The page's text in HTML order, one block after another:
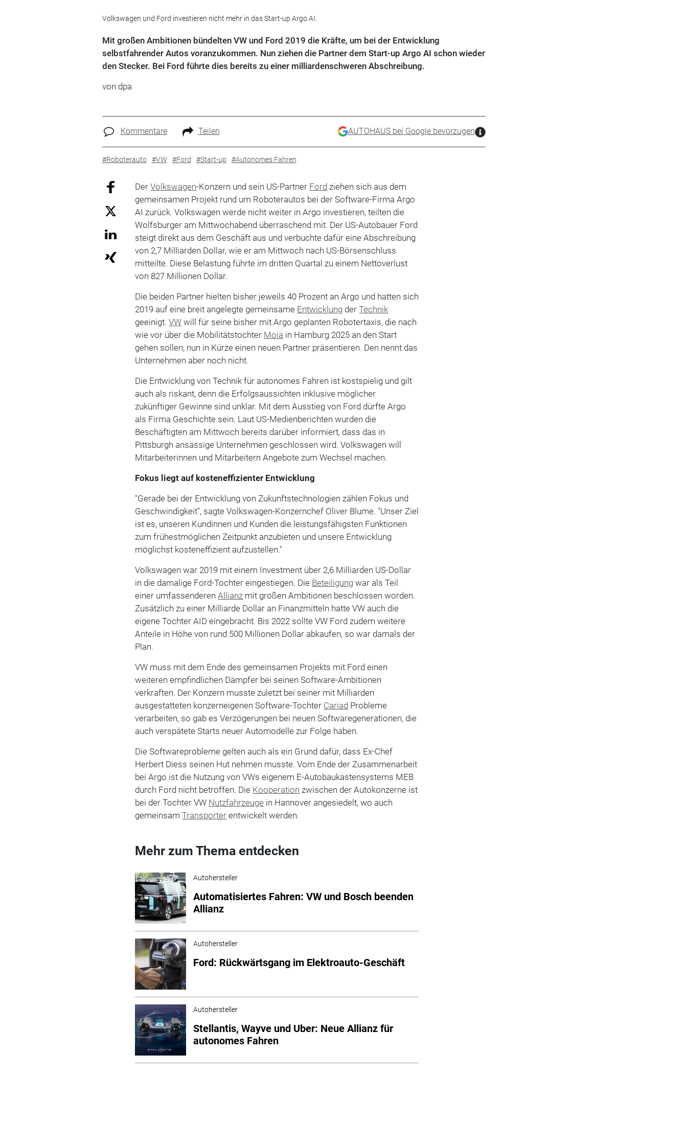
Volkswagen und Ford investieren nicht mehr in das Start-up Argo AI.
Mit großen Ambitionen bündelten VW und Ford 2019 die Kräfte, um bei der Entwicklung
selbstfahrender Autos voranzukommen. Nun ziehen die Partner dem Start-up Argo AI schon wieder
den Stecker. Bei Ford führte dies bereits zu einer milliardenschweren Abschreibung.
von dpa
Kommentare Teilen AUTOHAUS bei Google bevorzugen
#Roboterauto #VW #Ford #Start-up #Autonomes Fahren
DerVolkswagen-Konzern und sein US-Partner Ford ziehen sich aus dem
gemeinsamen Projekt rund um Roboterautos bei der Software-Firma Argo
AI zurück. Volkswagen werde nicht weiter in Argo investieren, teilten die
Wolfsburger am Mittwochabend überraschend mit. Der US-Autobauer Ford
steigt direkt aus dem Geschäft aus und verbuchte dafür eine Abschreibung
von 2,7 Milliarden Dollar, wie er am Mittwoch nach US-Börsenschluss
mitteilte. Diese Belastung führte im dritten Quartal zu einem Nettoverlust
von 827 Millionen Dollar.
Die beiden Partner hielten bisher jeweils 40 Prozent an Argo und hatten sich
2019 auf eine breit angelegte gemeinsame Entwicklung derTechnik
geeinigt.VW will für seine bisher mit Argo geplanten Robotertaxis, die nach
wie vor über die Mobilitätstochter Moia in Hamburg 2025 an den Start
gehen sollen, nun in Kürze einen neuen Partner präsentieren. Den nennt das
Unternehmen aber noch nicht.
Die Entwicklung von Technik für autonomes Fahren ist kostspielig und gilt
auch als riskant, denn die Erfolgsaussichten inklusive möglicher
zukünftiger Gewinne sind unklar. Mit dem Ausstieg von Ford dürfte Argo
als Firma Geschichte sein. Laut US-Medienberichten wurden die
Beschäftigten am Mittwoch bereits darüber informiert, dass das in
Pittsburgh ansässige Unternehmen geschlossen wird. Volkswagen will
Mitarbeiterinnen und Mitarbeitern Angebote zum Wechsel machen.
Fokus liegt auf kosteneffizienter Entwicklung
"Gerade bei der Entwicklung von Zukunftstechnologien zählen Fokus und
Geschwindigkeit", sagte Volkswagen-Konzernchef Oliver Blume. "Unser Ziel
ist es, unseren Kundinnen und Kunden die leistungsfähigsten Funktionen
zum frühestmöglichen Zeitpunkt anzubieten und unsere Entwicklung
möglichst kosteneffizient aufzustellen."
Volkswagen war 2019 mit einem Investment über 2,6 Milliarden US-Dollar
in die damalige Ford-Tochter eingestiegen. Die Beteiligung war als Teil
einer umfassenderenAllianz mit großen Ambitionen beschlossen worden.
Zusätzlich zu einer Milliarde Dollar an Finanzmitteln hatte VW auch die
eigene Tochter AID eingebracht. Bis 2022 sollte VW Ford zudem weitere
Anteile in Höhe von rund 500 Millionen Dollar abkaufen, so war damals der
Plan.
VW muss mit dem Ende des gemeinsamen Projekts mit Ford einen
weiteren empfindlichen Dämpfer bei seinen Software-Ambitionen
verkraften. Der Konzern musste zuletzt bei seiner mit Milliarden
ausgestatteten konzerneigenen Software-Tochter Cariad Probleme
verarbeiten, so gab es Verzögerungen bei neuen Softwaregenerationen, die
auch verspätete Starts neuer Automodelle zur Folge haben.
Die Softwareprobleme gelten auch als ein Grund dafür, dass Ex-Chef
Herbert Diess seinen Hut nehmen musste. Vom Ende der Zusammenarbeit
bei Argo ist die Nutzung von VWs eigenem E-Autobaukastensystems MEB
durch Ford nicht betroffen. Die Kooperation zwischen der Autokonzerne ist
bei der Tochter VW Nutzfahrzeuge in Hannover angesiedelt, wo auch
gemeinsamTransporter entwickelt werden.
Mehr zum Thema entdecken
Autohersteller
Automatisiertes Fahren: VW und Bosch beenden
Allianz
Autohersteller
Ford: Rückwärtsgang im Elektroauto-Geschäft
Autohersteller
Stellantis, Wayve und Uber: Neue Allianz für
autonomes Fahren